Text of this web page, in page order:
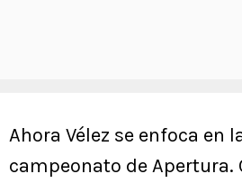
Ahora Vélez se enfoca en
campeonato de Apertura.